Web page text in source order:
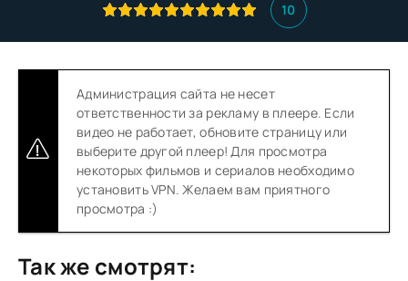
10
Администрация сайта не несет
ответственности за рекламу в плеере. Если
видео не работает, обновите страницу или
выберите другой плеер! Для просмотра
некоторых фильмов и сериалов необходимо
установить VPN. Желаем вам приятного
просмотра :)
Так же смотрят: